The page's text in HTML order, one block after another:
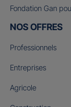
Fondation Gan
NOS OFFRES
Professionnels
Entreprises
Agricole